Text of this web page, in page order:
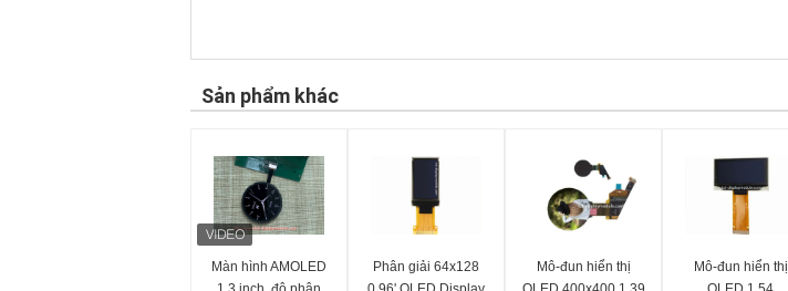
Sản phẩm khác
Màn hình AMOLED
Phân giải 64x128
Mô-đun hiển thị
Mô-đun hiển thị